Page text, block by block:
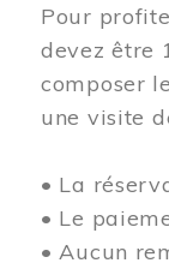
Pour
devez être
composer le
une visite
• La
• Le
• Aucun